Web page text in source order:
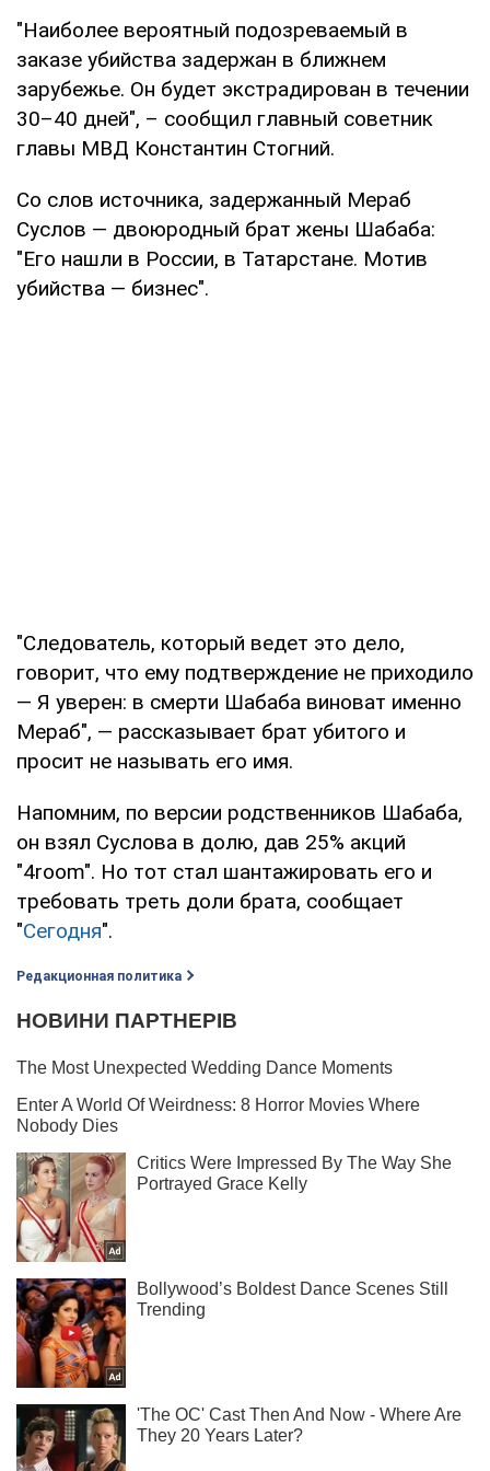
"Наиболее вероятный подозреваемый в
заказе убийства задержан в ближнем
зарубежье. Он будет экстрадирован в течении
30–40 дней", – сообщил главный советник
главы МВД Константин Стогний.
Со слов источника, задержанный Мераб
Суслов — двоюродный брат жены Шабаба:
"Его нашли в России, в Татарстане. Мотив
убийства — бизнес".
"Следователь, который ведет это дело,
говорит, что ему подтверждение не приходило
— Я уверен: в смерти Шабаба виноват именно
Мераб", — рассказывает брат убитого и
просит не называть его имя.
Напомним, по версии родственников Шабаба,
он взял Суслова в долю, дав 25% акций
"4room". Но тот стал шантажировать его и
требовать треть доли брата, сообщает
"Сегодня".
Редакционная политика